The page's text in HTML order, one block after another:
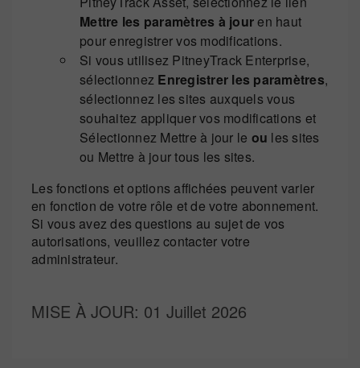
Mettre les paramètres à jouren haut
pour enregistrer vos modifications.
Si vous utilisez PitneyTrack Enterprise,
sélectionnez Enregistrer les paramètres,
sélectionnez les sites auxquels vous
souhaitez appliquer vos modifications et
Sélectionnez Mettre à jour le ou les sites
ou Mettre à jour tous les sites.
Les fonctions et options affichées peuvent varier
en fonction de votre rôle et de votre abonnement.
Si vous avez des questions au sujet de vos
autorisations, veuillez contacter votre
administrateur.
MISE À JOUR: 01 Juillet 2026